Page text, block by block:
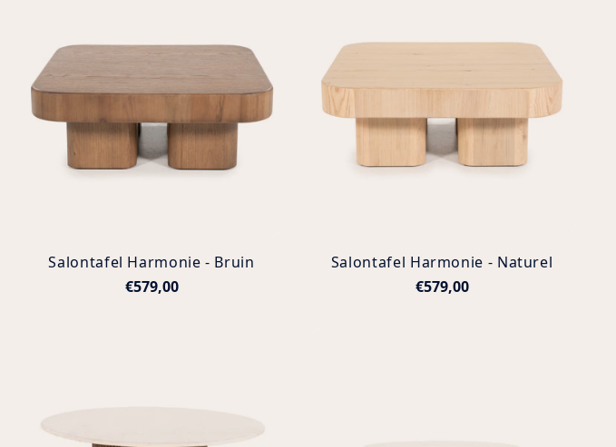
Salontafel Harmonie - Bruin
€579,00
Salontafel Harmonie - Naturel
€579,00